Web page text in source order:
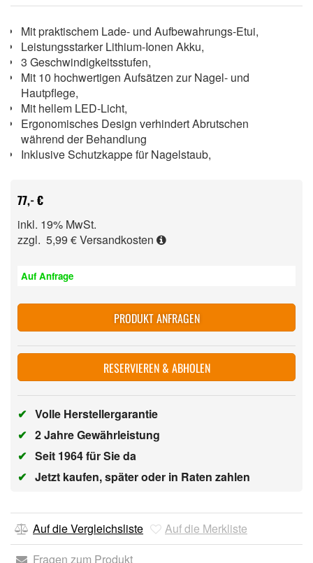
Mit praktischem Lade- und Aufbewahrungs-Etui,
Leistungsstarker Lithium-Ionen Akku,
3 Geschwindigkeitsstufen,
Mit 10 hochwertigen Aufsätzen zur Nagel- und
Hautpflege,
Mit hellem LED-Licht,
Ergonomisches Design verhindert Abrutschen
während der Behandlung
Inklusive Schutzkappe für Nagelstaub,
77,- €
inkl. 19% MwSt.
zzgl. 5,99 €Versandkosten
Auf Anfrage
PRODUKT ANFRAGEN
RESERVIEREN & ABHOLEN
✔ Volle Herstellergarantie
✔ 2 Jahre Gewährleistung
✔ Seit 1964 für Sie da
✔ Jetzt kaufen, später oder in Raten zahlen
Auf die Vergleichsliste
Auf die Merkliste
Fragen zum Produkt